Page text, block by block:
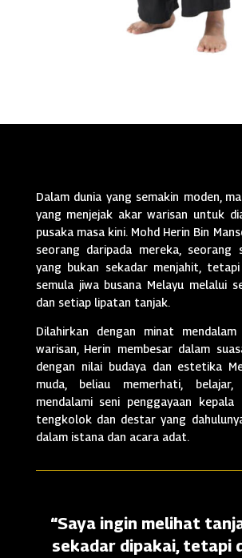
Dalam dunia yang semakin moden,
yang menjejak akar warisan untuk
pusaka masa kini. Mohd Herin Bin
seorang daripada mereka, seorang
yang bukan sekadar menjahit, tetapi
semula jiwa busana Melayu melalui
dan setiap lipatan tanjak.
Dilahirkan dengan minat
warisan, Herin membesar dalam
dengan nilai budaya dan estetika
muda, beliau memerhati,
mendalami seni penggayaan kepala
tengkolok dan destar yang
dalam istana dan acara adat.
“Saya ingin melihat
sekadar dipakai, tetapi